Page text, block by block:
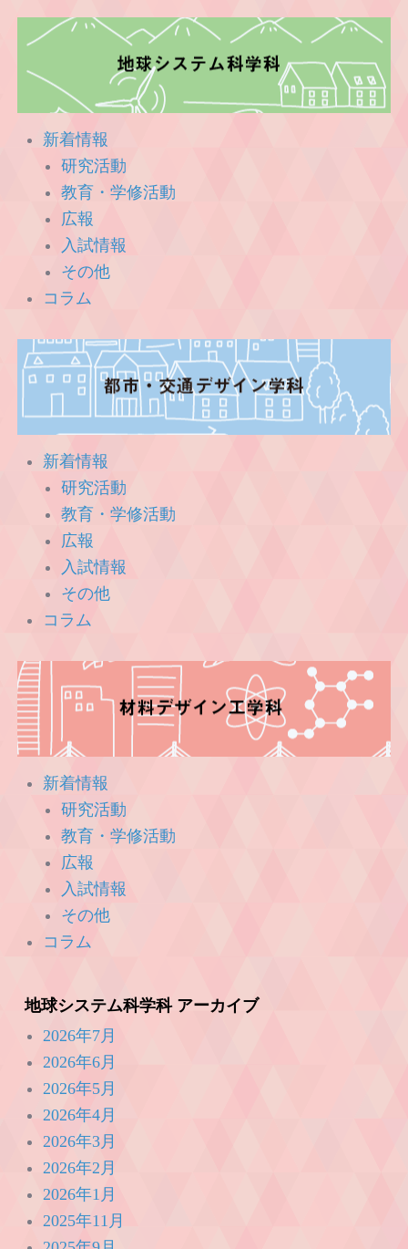
新着情報
研究活動
教育・学修活動
広報
入試情報
その他
コラム
新着情報
研究活動
教育・学修活動
広報
入試情報
その他
コラム
新着情報
研究活動
教育・学修活動
広報
入試情報
その他
コラム
地球システム科学科 アーカイブ
2026年7月
2026年6月
2026年5月
2026年4月
2026年3月
2026年2月
2026年1月
2025年11月